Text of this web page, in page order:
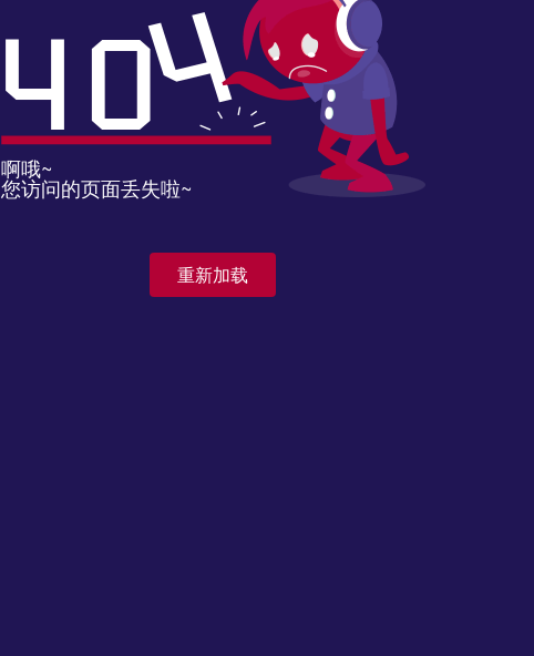
啊哦~
您访问的页面丢失啦~
重新加载